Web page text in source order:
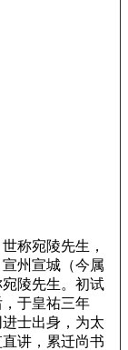
称宛陵先生，
州宣城（今属
陵先生。初试
于皇祐三年
进士出身，为太
讲，累迁尚书